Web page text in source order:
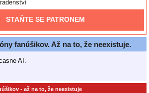
STAŇTE SE PATRONEM
fanúšikov. Až na to, že neexistuje.
AI.
- až na to, že neexistuje